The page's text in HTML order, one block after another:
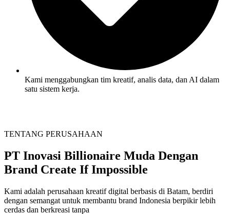
Kami menggabungkan tim kreatif, analis data, dan AI dalam
satu sistem kerja.
TENTANG PERUSAHAAN
PT Inovasi Billionaire Muda Dengan
Brand Create If Impossible
Kami adalah perusahaan kreatif digital berbasis di Batam, berdiri
dengan semangat untuk membantu brand Indonesia berpikir lebih
cerdas dan berkreasi tanpa